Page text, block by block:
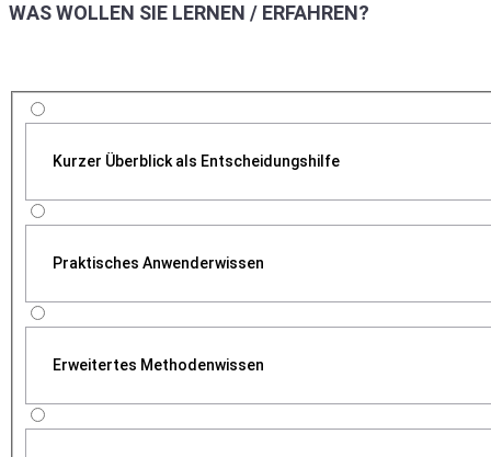
WAS WOLLEN SIE LERNEN / ERFAHREN?
Kurzer Überblick als Entscheidungshilfe
Praktisches Anwenderwissen
Erweitertes Methodenwissen